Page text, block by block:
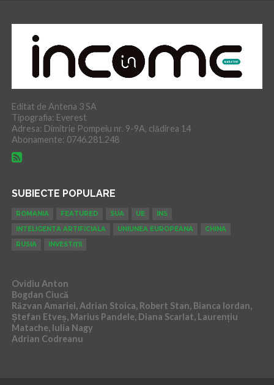
Editat de Antena 3 SA
Tipografia: Everest
Adresa: Dimitrie Pompeiu nr. 9-9A, clădirea 14
Abonamente: 0746.281.248
SUBIECTE POPULARE
ROMANIA FEATURED SUA UE
INS
INTELIGENTA ARTIFICIALA
UNIUNEA EUROPEANA
CHINA
RUSIA
INVESTIȚII
Ovidiu Anton
Bogdan Ciucă
Răzvan Amariei, Adrian Stoica, Robert Stan, Bianca Iordan,
Ștefan Etveș, Marius Pandele, Diana Scarlat, Laurențiu
Matache, Iulia Nagy
Adrian Codreanu